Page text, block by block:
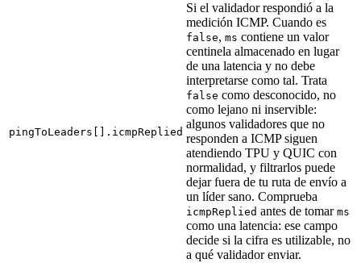
pingToLeaders[].icmpReplied
Si el validador respondió a la
medición ICMP. Cuando es
false, ms contiene un valor
centinela almacenado en lugar
de una latencia y no debe
interpretarse como tal. Trata
false como desconocido, no
como lejano ni inservible:
algunos validadores que no
responden a ICMP siguen
atendiendo TPU y QUIC con
normalidad, y filtrarlos puede
dejar fuera de tu ruta de envío a
un líder sano. Comprueba
icmpReplied antes de tomar ms
como una latencia: ese campo
decide si la cifra es utilizable, no
a qué validador enviar.